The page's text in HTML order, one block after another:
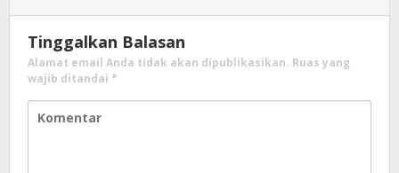
Tinggalkan Balasan
Alamat email Anda tidak akan dipublikasikan. Ruas yang
wajib ditandai *